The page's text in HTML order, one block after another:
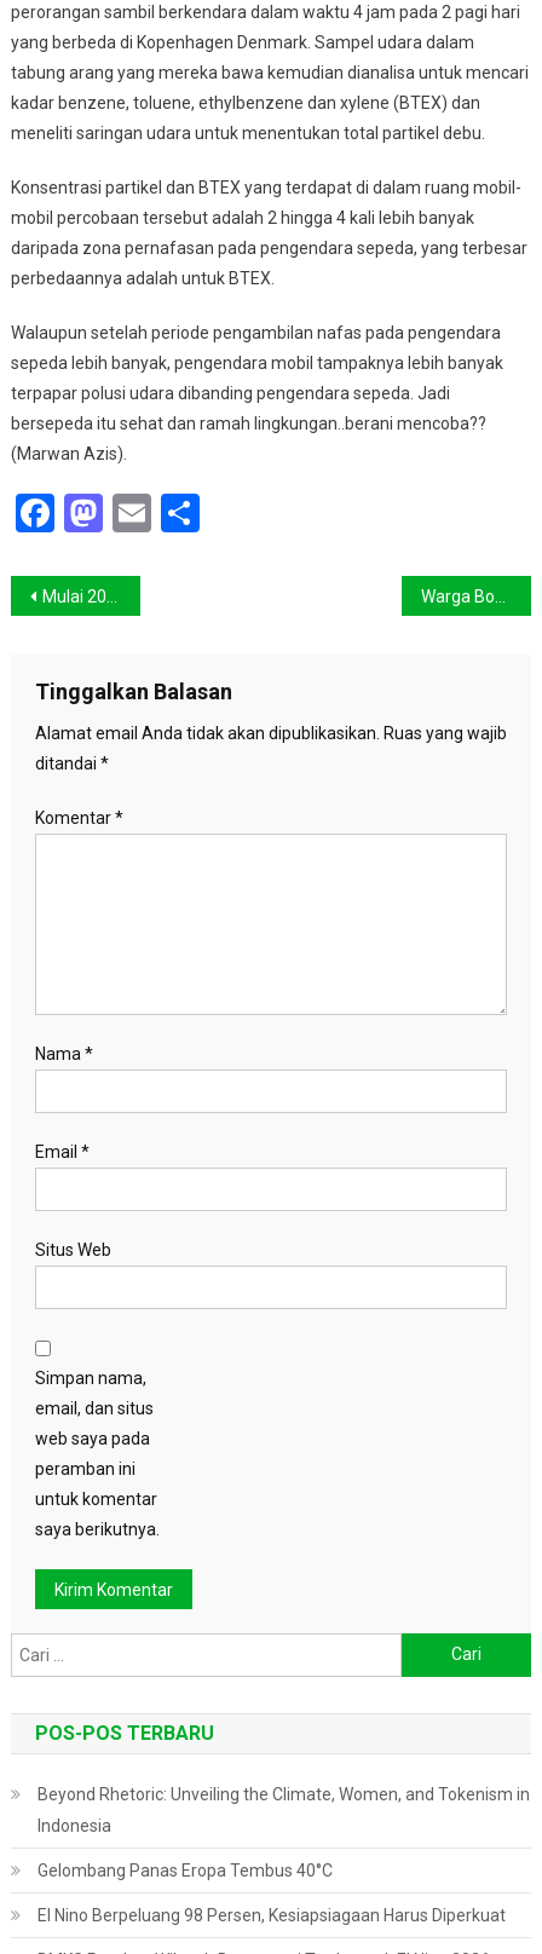
perorangan sambil berkendara dalam waktu 4 jam pada 2 pagi hari
yang berbeda di Kopenhagen Denmark. Sampel udara dalam
tabung arang yang mereka bawa kemudian dianalisa untuk mencari
kadar benzene, toluene, ethylbenzene dan xylene (BTEX) dan
meneliti saringan udara untuk menentukan total partikel debu.
Konsentrasi partikel dan BTEX yang terdapat di dalam ruang mobil-
mobil percobaan tersebut adalah 2 hingga 4 kali lebih banyak
daripada zona pernafasan pada pengendara sepeda, yang terbesar
perbedaannya adalah untuk BTEX.
Walaupun setelah periode pengambilan nafas pada pengendara
sepeda lebih banyak, pengendara mobil tampaknya lebih banyak
terpapar polusi udara dibanding pengendara sepeda. Jadi
bersepeda itu sehat dan ramah lingkungan..berani mencoba??
(Marwan Azis).
Facebook
Mastodon
EmailShare
Navigasi
Mulai 2010 penjahat lingkungan dijebloskan penjara
Tinggalkan Balasan
Alamat email Anda tidak akan dipublikasikan. Ruas yang wajib
ditandai *
Komentar*
Nama *
Email *
Situs Web
Simpan nama,
email, dan situs
web saya pada
peramban ini
untuk komentar
saya berikutnya.
untuk:
POS-POS TERBARU
Beyond Rhetoric: Unveiling the Climate, Women, and Tokenism in
Indonesia
Gelombang Panas Eropa Tembus 40°C
El Nino Berpeluang 98 Persen, Kesiapsiagaan Harus Diperkuat